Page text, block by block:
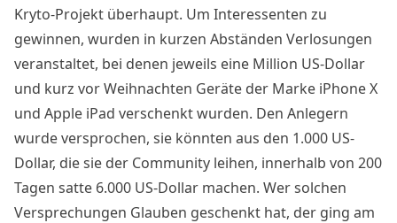
Kryto-Projekt überhaupt. Um Interessenten zu
gewinnen, wurden in kurzen Abständen Verlosungen
veranstaltet, bei denen jeweils eine Million US-Dollar
und kurz vor Weihnachten Geräte der Marke iPhone X
und Apple iPad verschenkt wurden. Den Anlegern
wurde versprochen, sie könnten aus den 1.000 US-
Dollar, die sie der Community leihen, innerhalb von 200
Tagen satte 6.000 US-Dollar machen. Wer solchen
Versprechungen Glauben geschenkt hat, der ging am